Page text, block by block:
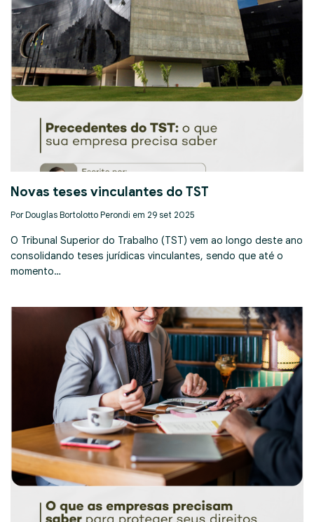
Novas teses vinculantes do TST
Por Douglas Bortolotto Perondi em 29 set 2025
O Tribunal Superior do Trabalho (TST) vem ao longo deste ano
consolidando teses jurídicas vinculantes, sendo que até o
momento…